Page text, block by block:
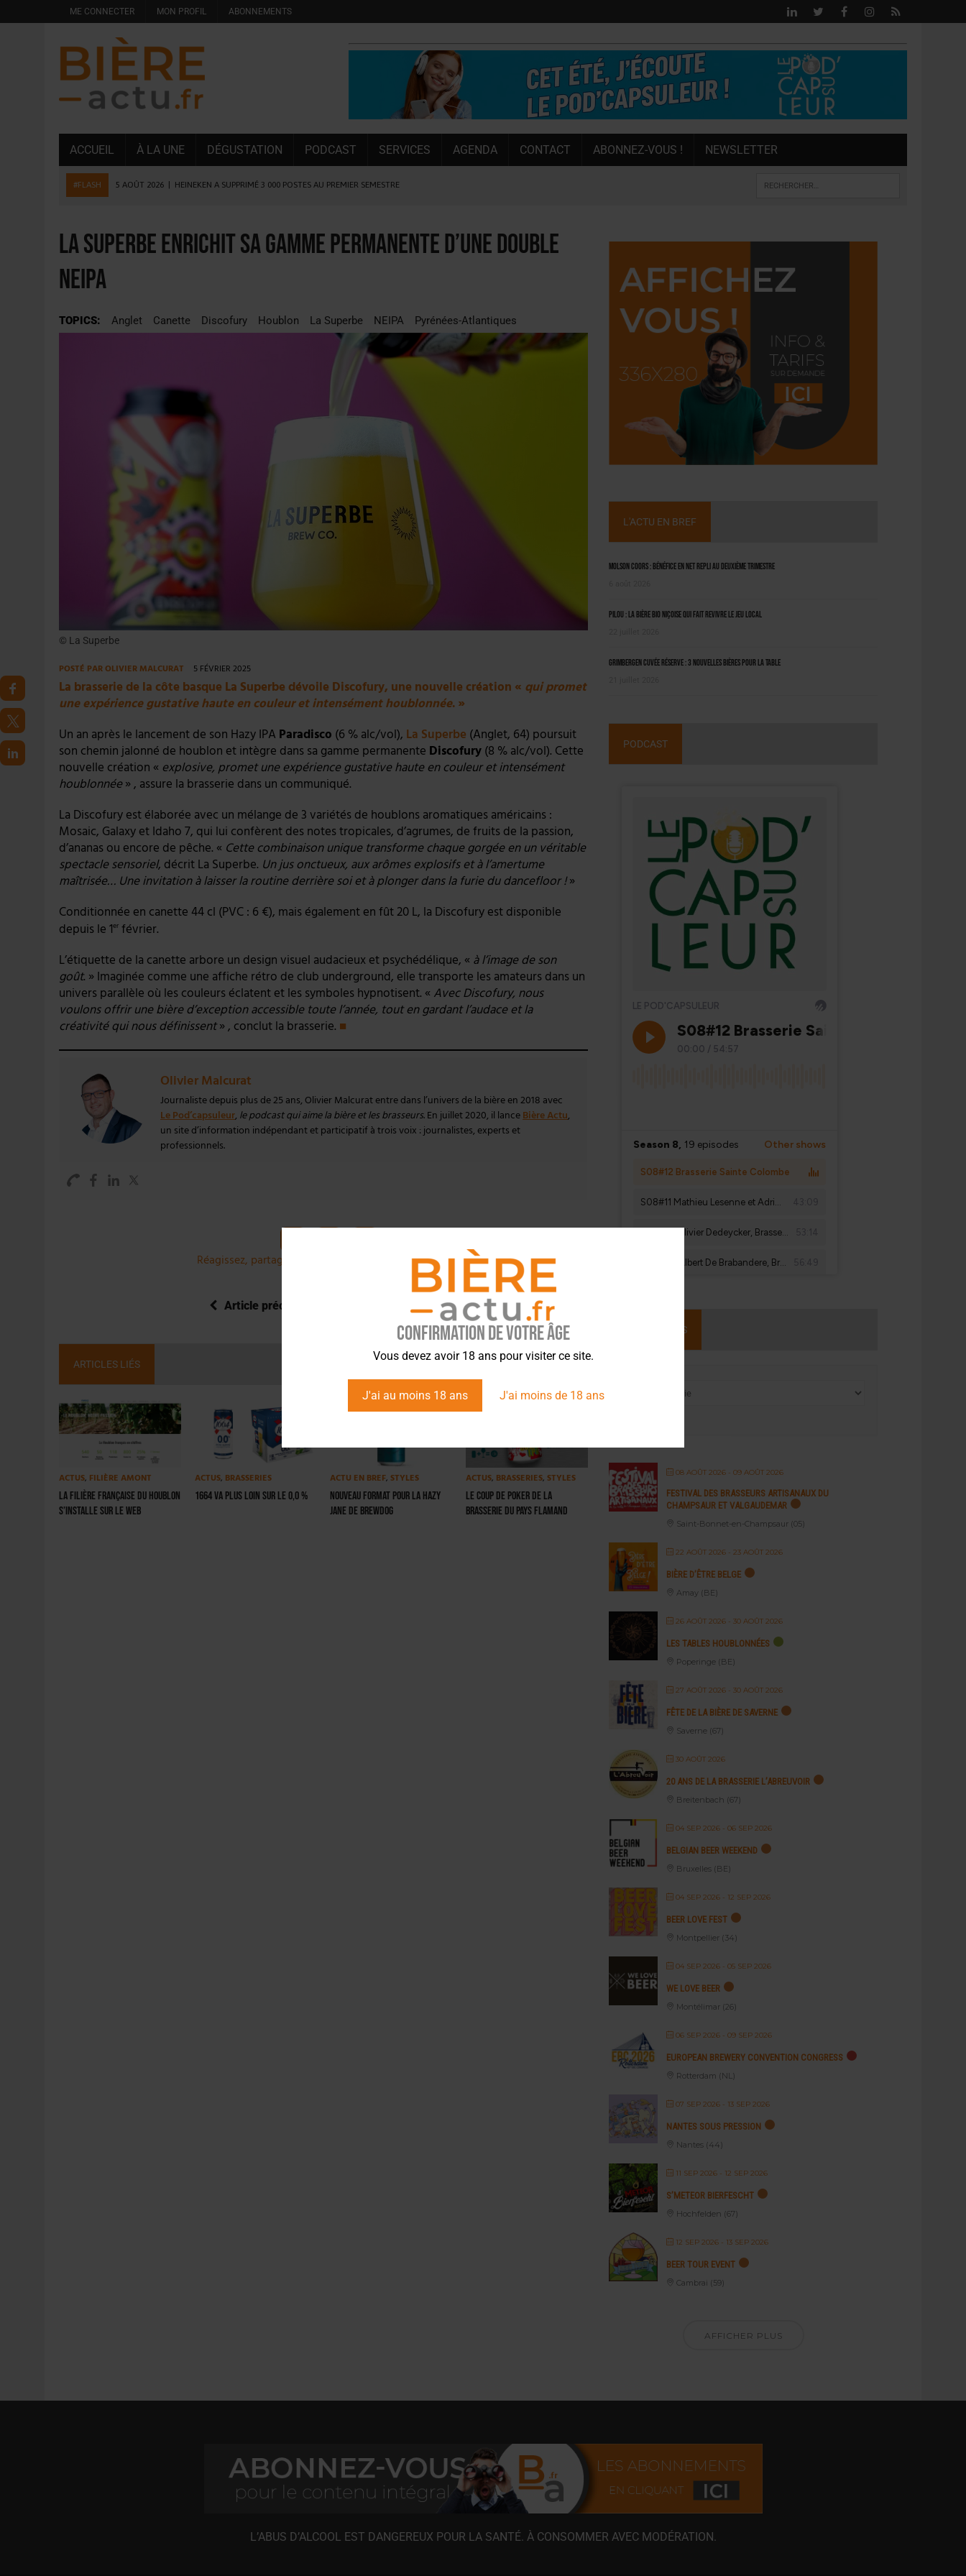
Confirmation de votre âge
Vous devez avoir 18 ans pour visiter ce site.
J'ai au moins 18 ans J'ai moins de 18 ans
ME CONNECTER MON PROFIL ABONNEMENTS
ACCUEIL À LA UNE DÉGUSTATION PODCAST SERVICES AGENDA CONTACT ABONNEZ-VOUS ! NEWSLETTER
#FLASH 5 AOÛT 2026 HEINEKEN A SUPPRIMÉ 3 000 POSTES AU PREMIER SEMESTRE
4 AOÛT 2026 | DESPERADOS AVENIDA : 3 INNOVATIONS LATINES DE L’ÉTÉ
4 AOÛT 2026 | LA GÉNÉRATION Z ET LA MODÉRATION RÉINVENTENT LE MARCHÉ [ÉTUDE]
3 AOÛT 2026
31 JUILLET 2026 JUIN EN CHR : LA BIÈRE RESTE EN TÊTE, POURSUIVIE PAR LES NO/LOW [ÉTUDE]
La Superbe enrichit sa gamme permanente d’une double
NEIPA
TOPICS: Anglet Canette Discofury Houblon La Superbe NEIPA Pyrénées-Atlantiques
© La Superbe
POSTÉ PAROLIVIER MALCURAT 5 FÉVRIER 2025
La brasserie de la côte basque La Superbe dévoile Discofury, une nouvelle création « qui promet
une expérience gustative haute en couleur et intensément houblonnée. »
Un an après le lancement de son Hazy IPA Paradisco (6 % alc/vol), La Superbe (Anglet, 64) poursuit
son chemin jalonné de houblon et intègre dans sa gamme permanente Discofury (8 % alc/vol). Cette
nouvelle création « explosive, promet une expérience gustative haute en couleur et intensément
houblonnée» , assure la brasserie dans un communiqué.
La Discofury est élaborée avec un mélange de 3 variétés de houblons aromatiques américains :
Mosaic, Galaxy et Idaho 7, qui lui confèrent des notes tropicales, d’agrumes, de fruits de la passion,
d’ananas ou encore de pêche. « Cette combinaison unique transforme chaque gorgée en un véritable
spectacle sensoriel, décrit La Superbe. Un jus onctueux, aux arômes explosifs et à l’amertume
maîtrisée… Une invitation à laisser la routine derrière soi et à plonger dans la furie du dancefloor !»
Conditionnée en canette 44 cl (PVC : 6 €), mais également en fût 20 L, la Discofury est disponible
depuis le 1er février.
L’étiquette de la canette arbore un design visuel audacieux et psychédélique, « à l’image de son
goût. » Imaginée comme une affiche rétro de club underground, elle transporte les amateurs dans un
univers parallèle où les couleurs éclatent et les symboles hypnotisent. « Avec Discofury, nous
voulons offrir une bière d’exception accessible toute l’année, tout en gardant l’audace et la
créativité qui nous définissent» , conclut la brasserie. ■
Olivier Malcurat
Journaliste depuis plus de 25 ans, Olivier Malcurat entre dans l’univers de la bière en 2018 avec
Le Pod’capsuleur, le podcast qui aime la bière et les brasseurs. En juillet 2020, il lanceBière Actu,
un site d’information indépendant et participatif à trois voix : journalistes, experts et
professionnels.
Réagissez, partagez et commentez l’info brassicole.
Article précédent Article suivant
ARTICLES LIÉS
ACTUS, FILIÈRE AMONT
La filière française du houblon
s’installe sur le Web
ACTUS, BRASSERIES
1664 va plus loin sur le 0,0 %
ACTU EN BREF,STYLES
Nouveau format pour la Hazy
Jane de BrewDog
ACTUS, BRASSERIES, STYLES
Le coup de poker de la
Brasserie du Pays Flamand
L'ACTU EN BREF
Molson Coors : bénéfice en net repli au deuxième trimestre
Pilou : la bière bio niçoise qui fait revivre le jeu local
Grimbergen Cuvée Réserve : 3 nouvelles bières pour la table
PODCAST
ÉVÉNEMENTS
08 AOÛT 2026 - 09 AOÛT 2026
FESTIVAL DES BRASSEURS ARTISANAUX DU
CHAMPSAUR ET VALGAUDEMAR
Saint-Bonnet-en-Champsaur (05)
22 AOÛT 2026 - 23 AOÛT 2026
BIÈRE D’ÊTRE BELGE
Amay (BE)
26 AOÛT 2026 - 30 AOÛT 2026
LES TABLES HOUBLONNÉES
Poperinge (BE)
27 AOÛT 2026 - 30 AOÛT 2026
FÊTE DE LA BIÈRE DE SAVERNE
Saverne (67)
30 AOÛT 2026
20 ANS DE LA BRASSERIE L’ABREUVOIR
Breitenbach (67)
04 SEP 2026 - 06 SEP 2026
BELGIAN BEER WEEKEND
Bruxelles (BE)
04 SEP 2026 - 12 SEP 2026
BEER LOVE FEST
Montpellier (34)
04 SEP 2026 - 05 SEP 2026
WE LOVE BEER
Montélimar (26)
06 SEP 2026 - 09 SEP 2026
EUROPEAN BREWERY CONVENTION CONGRESS
Rotterdam (NL)
07 SEP 2026 - 13 SEP 2026
NANTES SOUS PRESSION
Nantes (44)
11 SEP 2026 - 12 SEP 2026
S’METEOR BIERFESCHT
Hochfelden (67)
12 SEP 2026 - 13 SEP 2026
BEER TOUR EVENT
Cambrai (59)
AFFICHER PLUS
L’ABUS D’ALCOOL EST DANGEREUX POUR LA SANTÉ. À CONSOMMER AVEC MODÉRATION.